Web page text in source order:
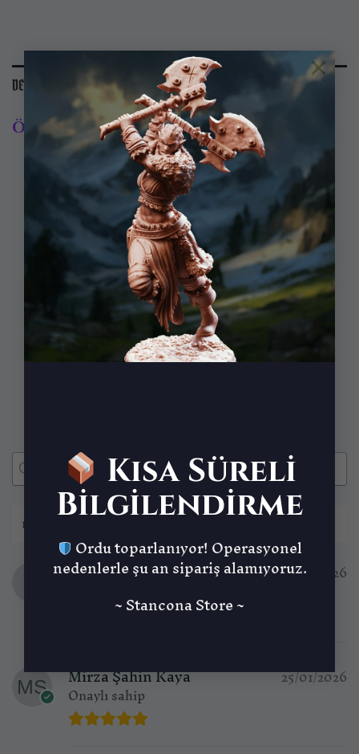
Kısa Süreli
Bilgilendirme
Ordu toparlanıyor! Operasyonel
nedenlerle şu an sipariş alamıyoruz.
~ Stancona Store ~
×
DEĞERLENDIRMELER (6)
Özel Siparişiçin 6 değerlendirme
5,0
6 incelemeye dayanarak
Değerlendirme yap
5 yıldız
4 yıldız
0%
3 yıldız
0%
1-5 of 6 reviews
Anonim 22/02/2026
Mirza Şahin Kaya
Onaylı sahip
25/01/2026